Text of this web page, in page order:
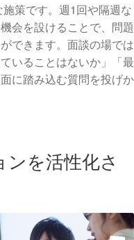
策です。週1回や隔週な
会を設けることで、問題
できます。面談の場では
いることはないか」「最
に踏み込む質問を投げか
を活性化さ